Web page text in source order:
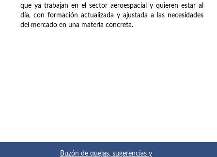
que ya trabajan en el sector aeroespacial y quieren estar al
día, con formación actualizada y ajustada a las necesidades
del mercado en una materia concreta.
Buzón de quejas, sugerencias y